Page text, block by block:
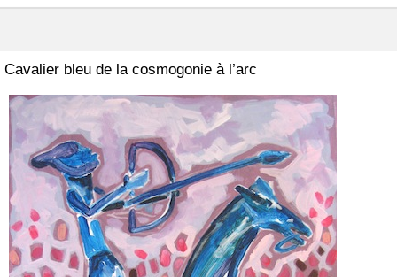
Cavalier bleu de la cosmogonie à l’arc